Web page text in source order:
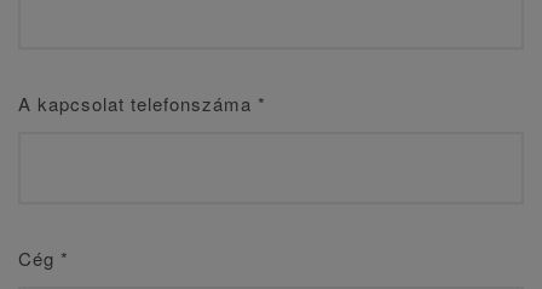
A kapcsolat telefonszáma *
Cég *